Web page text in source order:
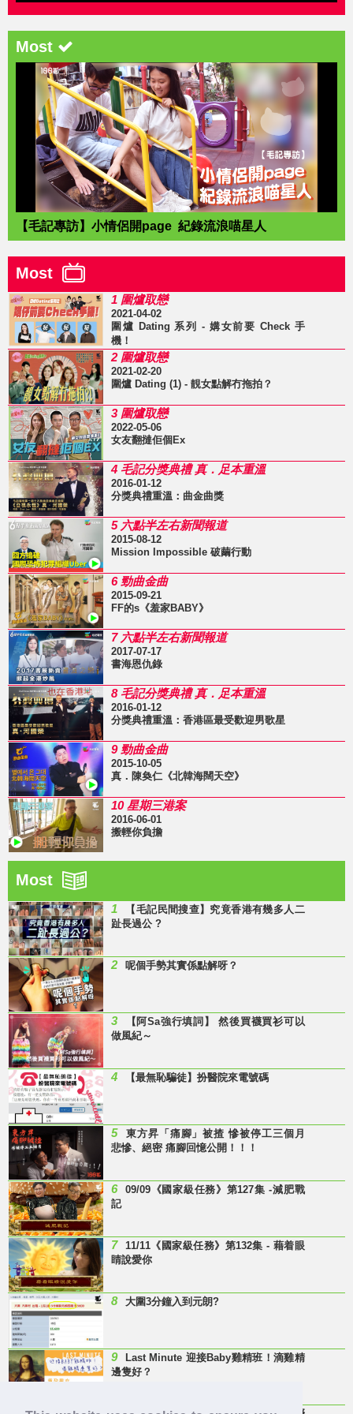
Most
【毛記專訪】小情侶開page 紀錄流浪喵星人
Most
1 圍爐取戀
2021-04-02
圍爐 Dating 系列 - 媾女前要 Check 手
機！
2 圍爐取戀
2021-02-20
圍爐 Dating (1) - 靚女點解冇拖拍？
3 圍爐取戀
2022-05-06
女友翻撻佢個Ex
4 毛記分獎典禮 真．足本重溫
2016-01-12
分獎典禮重溫：曲金曲獎
5 六點半左右新聞報道
2015-08-12
Mission Impossible 破繭行動
6 勁曲金曲
2015-09-21
FF的s《羞家BABY》
7 六點半左右新聞報道
2017-07-17
書海恩仇錄
8 毛記分獎典禮 真．足本重溫
2016-01-12
分獎典禮重溫：香港區最受歡迎男歌星
9 勁曲金曲
2015-10-05
真．陳奐仁《北韓海闊天空》
10 星期三港案
2016-06-01
搬輕你負擔
Most
1
【毛記民間搜查】究竟香港有幾多人二
趾長過公 ?
2 呢個手勢其實係點解呀？
3
【阿Sa強行填詞】 然後買襪買衫可以
做風紀～
4 【最無恥騙徒】扮醫院來電號碼
5
東方昇「痛腳」被揸 慘被停工三個月
悲慘、絕密 痛腳回憶公開！！！
6
09/09《國家級任務》第127集 -減肥戰
記
7
11/11《國家級任務》第132集 - 藉着眼
睛說愛你
8 大圍3分鐘入到元朗?
9
Last Minute 迎接Baby雞精班！滴雞精
邊隻好？